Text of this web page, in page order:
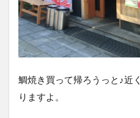
鯛焼き買って帰ろうっと♪近
りますよ。